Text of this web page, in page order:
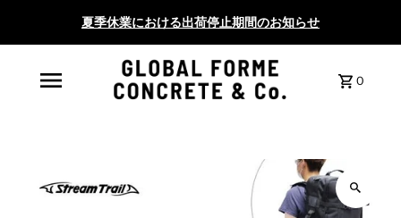
夏季休業における出荷停止期間のお知らせ
0